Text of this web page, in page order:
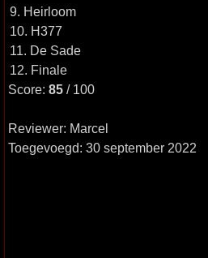
9. Heirloom
10. H377
11. De Sade
12. Finale
Score: 85 / 100
Reviewer: Marcel
Toegevoegd: 30 september 2022